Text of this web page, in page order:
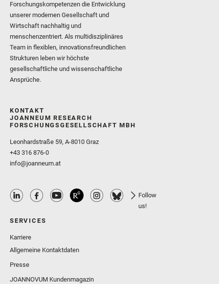
Forschungskompetenzen die Entwicklung
unserer modernen Gesellschaft und
Wirtschaft nachhaltig und
menschenzentriert. Als multidisziplinäres
Team in flexiblen, innovationsfreundlichen
Strukturen leben wir höchste
gesellschaftliche und wissenschaftliche
Ansprüche.
KONTAKT
JOANNEUM RESEARCH
FORSCHUNGSGESELLSCHAFT MBH
Leonhardstraße 59, A-8010 Graz
+43 316 876-0
info@joanneum.at
Follow
us!
SERVICES
Karriere
Allgemeine Kontaktdaten
Presse
JOANNOVUM Kundenmagazin